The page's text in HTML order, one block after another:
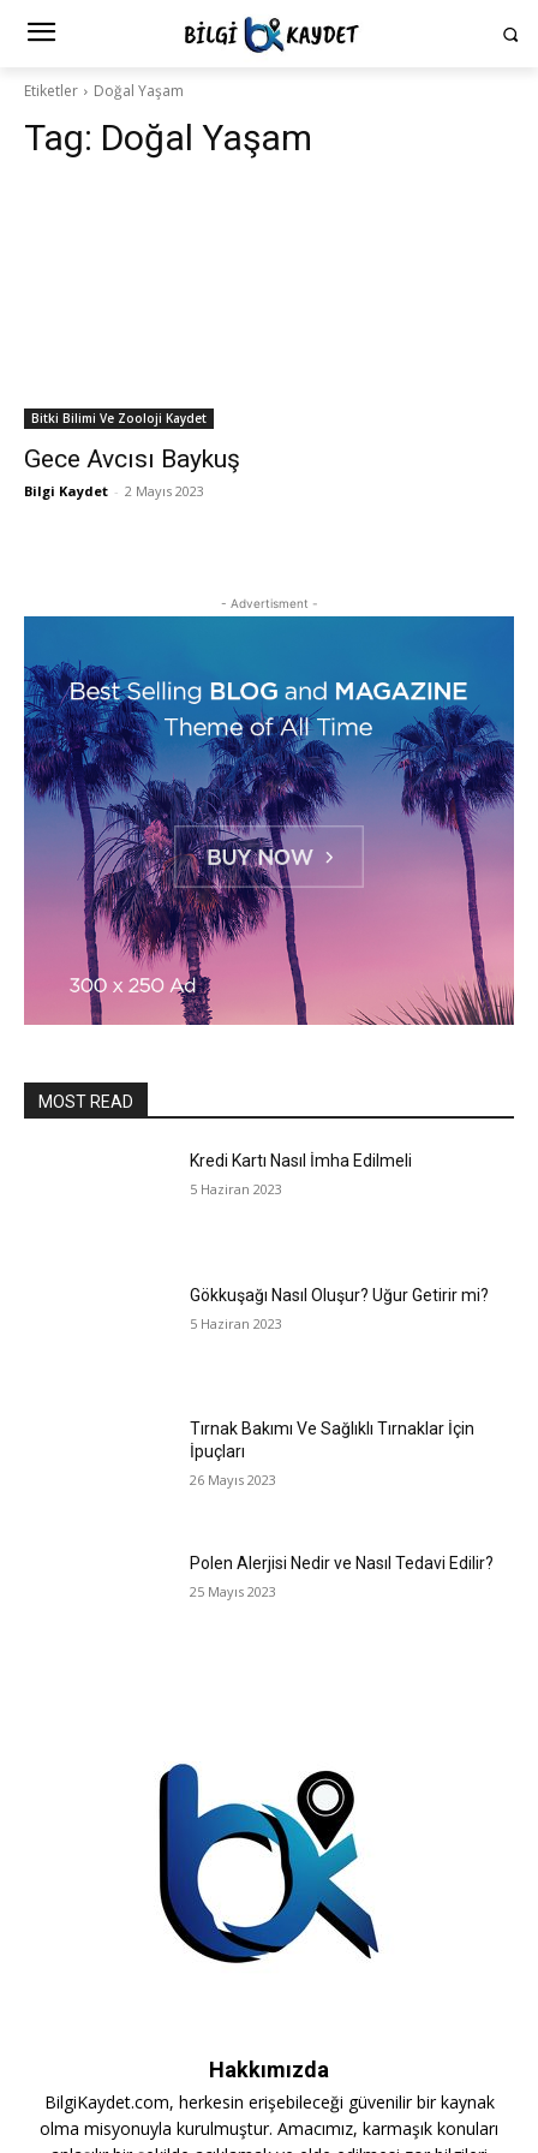
Etiketler Doğal Yaşam
Tag: Doğal Yaşam
Bitki Bilimi Ve Zooloji Kaydet
Gece Avcısı Baykuş
Bilgi Kaydet - 2 Mayıs 2023
- Advertisment -
MOST READ
Kredi Kartı Nasıl İmha Edilmeli
5 Haziran 2023
Gökkuşağı Nasıl Oluşur? Uğur Getirir mi?
5 Haziran 2023
Tırnak Bakımı Ve Sağlıklı Tırnaklar İçin
İpuçları
26 Mayıs 2023
Polen Alerjisi Nedir ve Nasıl Tedavi Edilir?
25 Mayıs 2023
Hakkımızda
BilgiKaydet.com, herkesin erişebileceği güvenilir bir kaynak
olma misyonuyla kurulmuştur. Amacımız, karmaşık konuları